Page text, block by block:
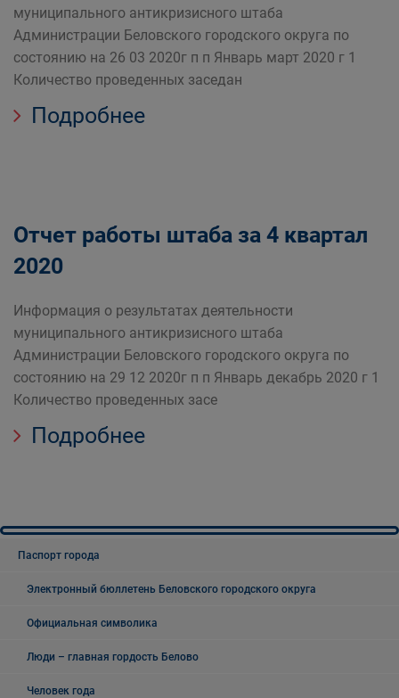
муниципального антикризисного штаба
Администрации Беловского городского округа по
состоянию на 26 03 2020г п п Январь март 2020 г 1
Количество проведенных заседан
Подробнее
Отчет работы штаба за 4 квартал
2020
Информация о результатах деятельности
муниципального антикризисного штаба
Администрации Беловского городского округа по
состоянию на 29 12 2020г п п Январь декабрь 2020 г 1
Количество проведенных засе
Подробнее
Паспорт города
Электронный бюллетень Беловского городского округа
Официальная символика
Люди – главная гордость Белово
Человек года